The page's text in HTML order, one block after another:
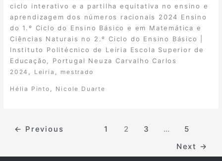
ciclo interativo e a partilha equitativa no ensino e
aprendizagem dos números racionais 2024 Ensino
do 1.º Ciclo do Ensino Básico e em Matemática e
Ciências Naturais no 2.º Ciclo do Ensino Básico |
Instituto Politécnico de Leiria Escola Superior de
Educação, Portugal Neuza Carvalho Carlos
2024 Leiria mestrado
Hélia Pinto Nicole Duarte
← Previous 1 2 3 …
5
Next
→